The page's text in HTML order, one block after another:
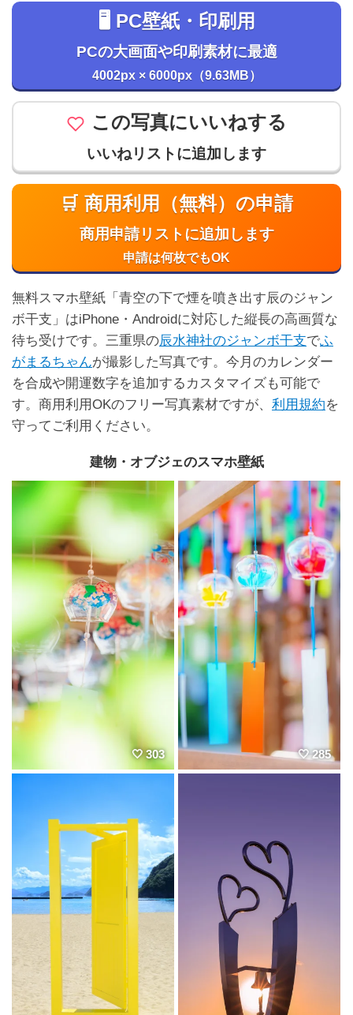
🖥️ PC壁紙・印刷用
PCの大画面や印刷素材に最適
4002px × 6000px（9.63MB）
この写真にいいねする
いいねリストに追加します
🛒 商用利用（無料）の申請
商用申請リストに追加します
申請は何枚でもOK
無料スマホ壁紙「青空の下で煙を噴き出す辰のジャン
ボ干支」はiPhone・Androidに対応した縦長の高画質な
待ち受けです。三重県の辰水神社のジャンボ干支でふ
がまるちゃんが撮影した写真です。今月のカレンダー
を合成や開運数字を追加するカスタマイズも可能で
す。商用利用OKのフリー写真素材ですが、 利用規約を
守ってご利用ください。
建物・オブジェのスマホ壁紙
303 285